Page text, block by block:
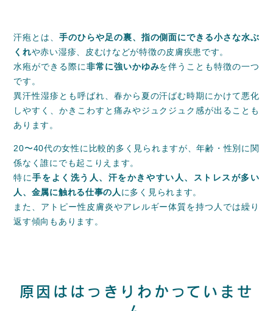
汗疱とは、手のひらや足の裏、指の側面にできる小さな水ぶ
くれや赤い湿疹、皮むけなどが特徴の皮膚疾患です。
水疱ができる際に非常に強いかゆみを伴うことも特徴の一つ
です。
異汗性湿疹とも呼ばれ、春から夏の汗ばむ時期にかけて悪化
しやすく、かきこわすと痛みやジュクジュク感が出ることも
あります。
20〜40代の女性に比較的多く見られますが、年齢・性別に関
係なく誰にでも起こりえます。
特に手をよく洗う人、汗をかきやすい人、ストレスが多い
人、金属に触れる仕事の人に多く見られます。
また、アトピー性皮膚炎やアレルギー体質を持つ人では繰り
返す傾向もあります。
原因ははっきりわかっていませ